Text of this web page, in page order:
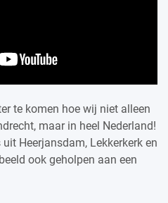
te komen hoe wij niet alleen
maar in heel Nederland!
Heerjansdam, Lekkerkerk en
ook geholpen aan een